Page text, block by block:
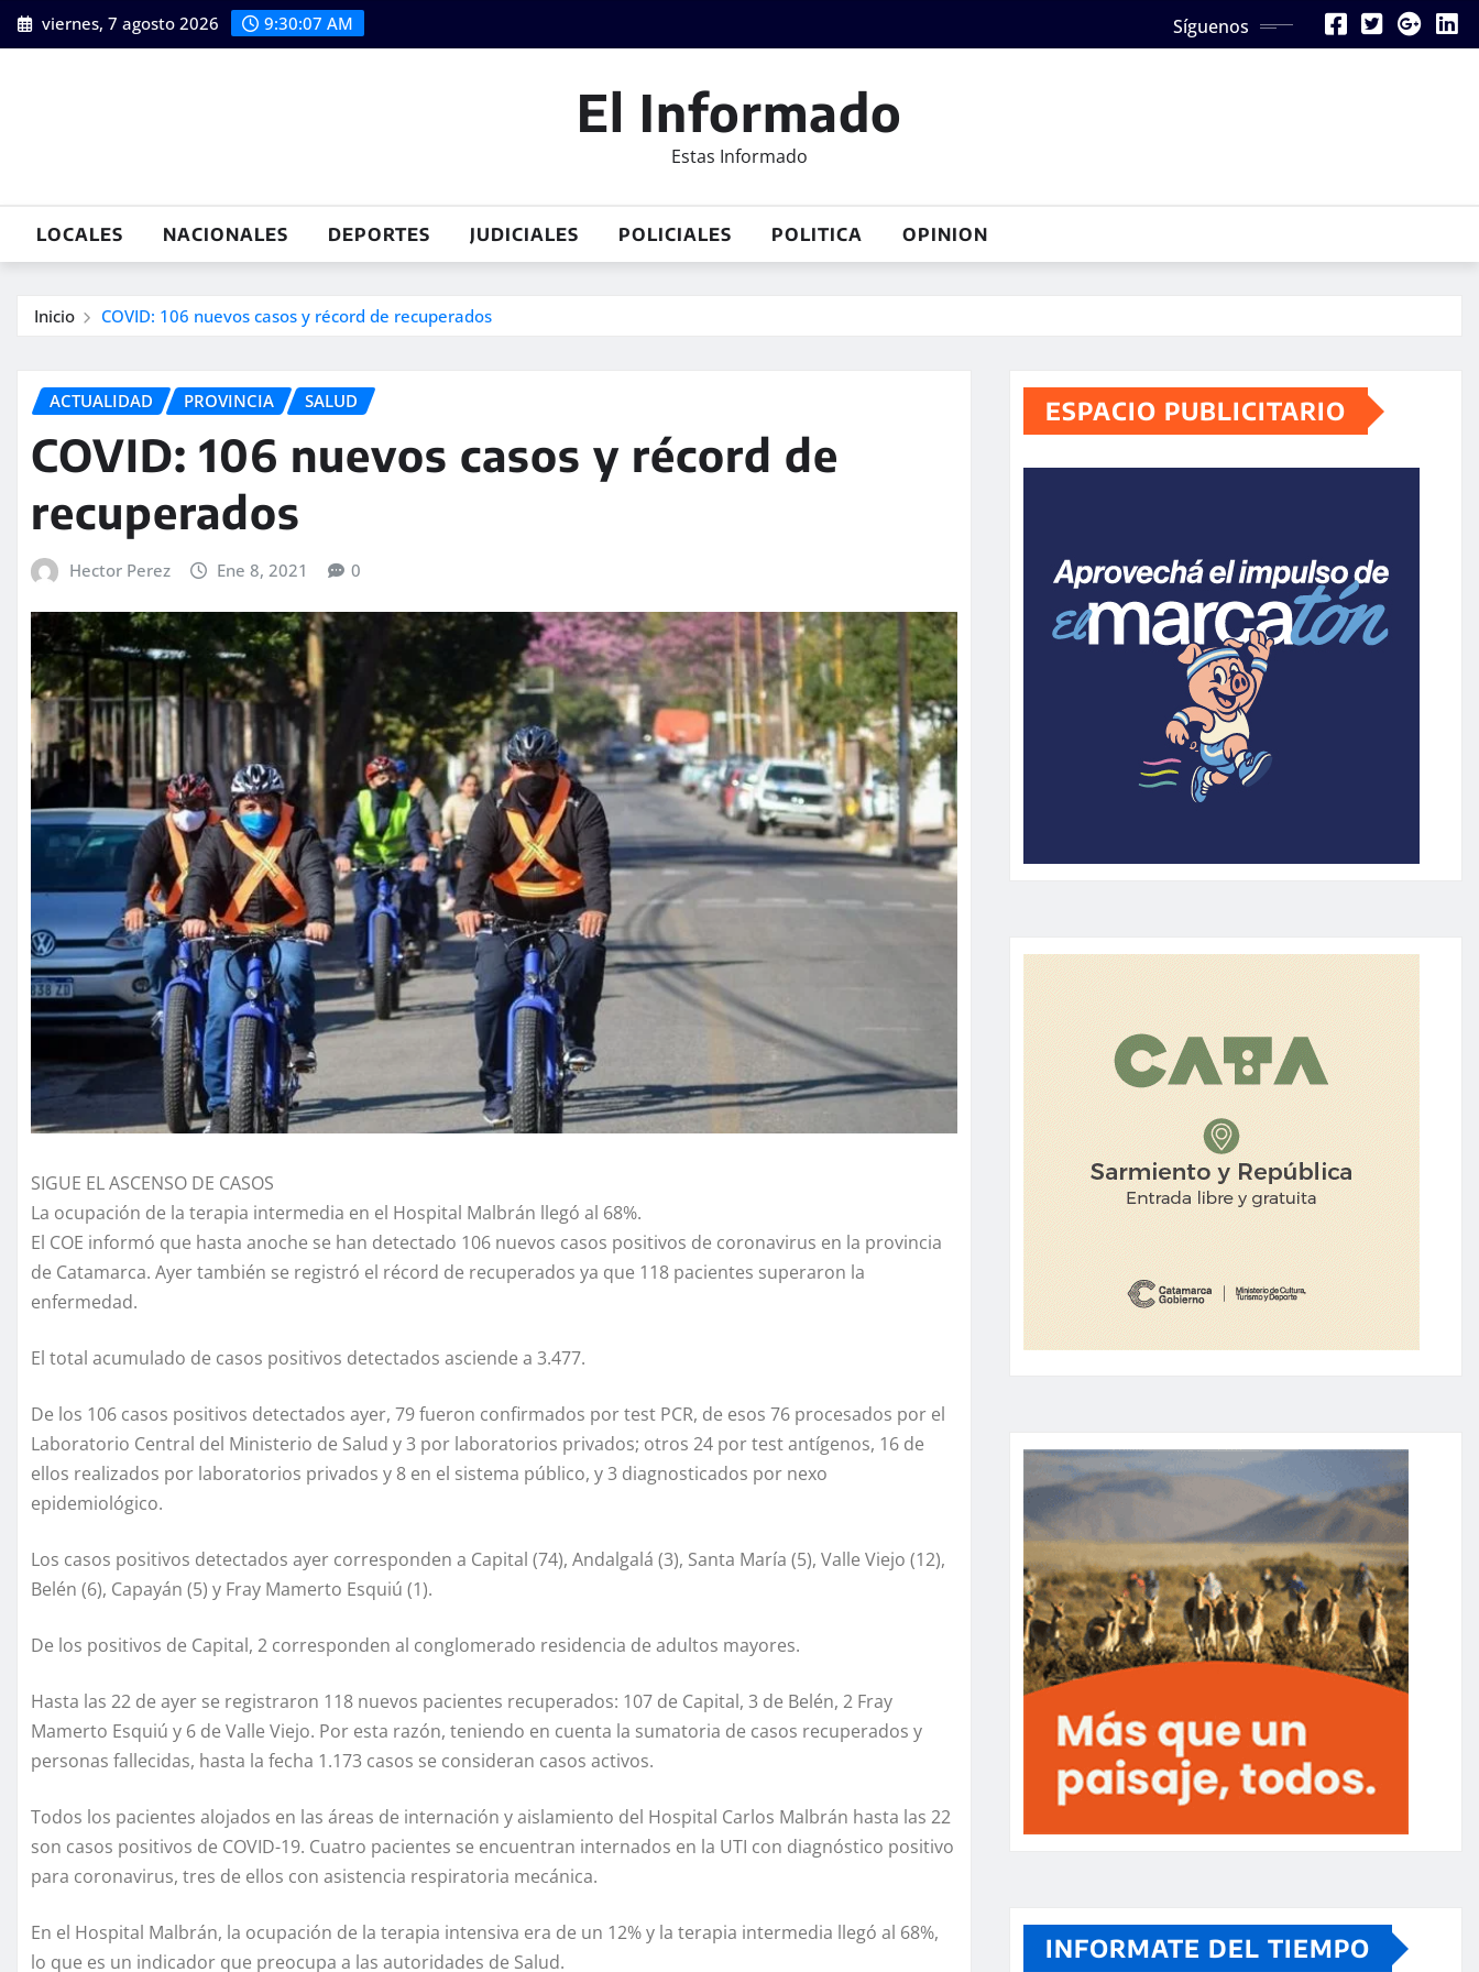
Saltar
al
viernes, 7 agosto 2026 9:30:08 AM Síguenos
El Informado
Estas Informado
LOCALES NACIONALES DEPORTES JUDICIALES POLICIALES POLITICA OPINION
Inicio COVID: 106 nuevos casos y récord de recuperados
ACTUALIDAD PROVINCIA SALUD
COVID: 106 nuevos casos y récord de
recuperados
Hector Perez Ene 8, 2021 0
SIGUE EL ASCENSO DE CASOS
La ocupación de la terapia intermedia en el Hospital Malbrán llegó al 68%.
El COE informó que hasta anoche se han detectado 106 nuevos casos positivos de coronavirus en la provincia
de Catamarca. Ayer también se registró el récord de recuperados ya que 118 pacientes superaron la
enfermedad.
El total acumulado de casos positivos detectados asciende a 3.477.
De los 106 casos positivos detectados ayer, 79 fueron confirmados por test PCR, de esos 76 procesados por el
Laboratorio Central del Ministerio de Salud y 3 por laboratorios privados; otros 24 por test antígenos, 16 de
ellos realizados por laboratorios privados y 8 en el sistema público, y 3 diagnosticados por nexo
epidemiológico.
Los casos positivos detectados ayer corresponden a Capital (74), Andalgalá (3), Santa María (5), Valle Viejo (12),
Belén (6), Capayán (5) y Fray Mamerto Esquiú (1).
De los positivos de Capital, 2 corresponden al conglomerado residencia de adultos mayores.
Hasta las 22 de ayer se registraron 118 nuevos pacientes recuperados: 107 de Capital, 3 de Belén, 2 Fray
Mamerto Esquiú y 6 de Valle Viejo. Por esta razón, teniendo en cuenta la sumatoria de casos recuperados y
personas fallecidas, hasta la fecha 1.173 casos se consideran casos activos.
Todos los pacientes alojados en las áreas de internación y aislamiento del Hospital Carlos Malbrán hasta las 22
son casos positivos de COVID-19. Cuatro pacientes se encuentran internados en la UTI con diagnóstico positivo
para coronavirus, tres de ellos con asistencia respiratoria mecánica.
En el Hospital Malbrán, la ocupación de la terapia intensiva era de un 12% y la terapia intermedia llegó al 68%,
lo que es un indicador que preocupa a las autoridades de Salud.
ESPACIO PUBLICITARIO
INFORMATE DEL TIEMPO